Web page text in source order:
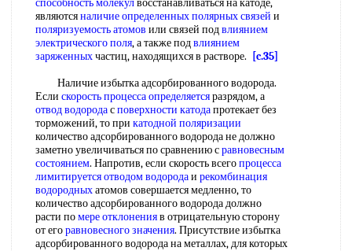
способность молекулвосстанавливаться на катоде,
являютсяналичие определенныхполярных связей и
поляризуемость атомов или связей подвлиянием
электрического поля, а также подвлиянием
заряженныхчастиц, находящихся в растворе.
[c.35]
Наличие избытка адсорбированного водорода.
Если скорость процесса определяетсяразрядом, а
отвод водородасповерхности катодапротекает без
торможений, то при катодной поляризации
количество адсорбированного водорода не должно
заметно увеличиваться по сравнению сравновесным
состоянием. Напротив, если скорость всегопроцесса
лимитируетсяотводом водородаи рекомбинация
водородныхатомов совершается медленно, то
количество адсорбированного водорода должно
расти помере отклоненияв отрицательную сторону
от егоравновесного значения. Присутствие избытка
адсорбированного водорода на металлах, для которых